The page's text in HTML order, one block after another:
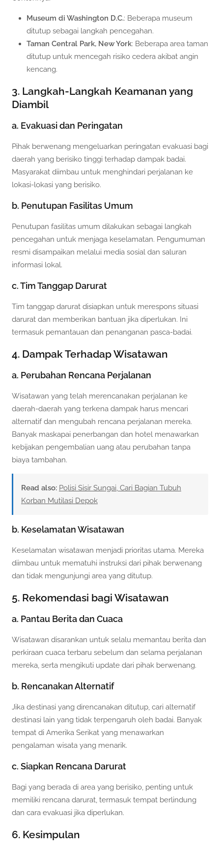
Museum di Washington D.C.: Beberapa museum
ditutup sebagai langkah pencegahan.
Taman Central Park, New York: Beberapa area taman
ditutup untuk mencegah risiko cedera akibat angin
kencang.
3. Langkah-Langkah Keamanan yang
Diambil
a. Evakuasi dan Peringatan
Pihak berwenang mengeluarkan peringatan evakuasi bagi
daerah yang berisiko tinggi terhadap dampak badai.
Masyarakat diimbau untuk menghindari perjalanan ke
lokasi-lokasi yang berisiko.
b. Penutupan Fasilitas Umum
Penutupan fasilitas umum dilakukan sebagai langkah
pencegahan untuk menjaga keselamatan. Pengumuman
resmi disampaikan melalui media sosial dan saluran
informasi lokal.
c. Tim Tanggap Darurat
Tim tanggap darurat disiapkan untuk merespons situasi
darurat dan memberikan bantuan jika diperlukan. Ini
termasuk pemantauan dan penanganan pasca-badai.
4. Dampak Terhadap Wisatawan
a. Perubahan Rencana Perjalanan
Wisatawan yang telah merencanakan perjalanan ke
daerah-daerah yang terkena dampak harus mencari
alternatif dan mengubah rencana perjalanan mereka.
Banyak maskapai penerbangan dan hotel menawarkan
kebijakan pengembalian uang atau perubahan tanpa
biaya tambahan.
Read also: Polisi Sisir Sungai, Cari Bagian Tubuh
Korban Mutilasi Depok
b. Keselamatan Wisatawan
Keselamatan wisatawan menjadi prioritas utama. Mereka
diimbau untuk mematuhi instruksi dari pihak berwenang
dan tidak mengunjungi area yang ditutup.
5. Rekomendasi bagi Wisatawan
a. Pantau Berita dan Cuaca
Wisatawan disarankan untuk selalu memantau berita dan
perkiraan cuaca terbaru sebelum dan selama perjalanan
mereka, serta mengikuti update dari pihak berwenang.
b. Rencanakan Alternatif
Jika destinasi yang direncanakan ditutup, cari alternatif
destinasi lain yang tidak terpengaruh oleh badai. Banyak
tempat di Amerika Serikat yang menawarkan
pengalaman wisata yang menarik.
c. Siapkan Rencana Darurat
Bagi yang berada di area yang berisiko, penting untuk
memiliki rencana darurat, termasuk tempat berlindung
dan cara evakuasi jika diperlukan.
6. Kesimpulan